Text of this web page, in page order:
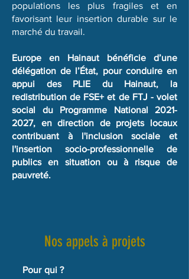
populations les plus fragiles et en
favorisant leur insertion durable sur le
marché du travail.
Europe en Hainaut bénéficie d’une
délégation de l’État, pour conduire en
appui des PLIE du Hainaut, la
redistribution de FSE+ et de FTJ - volet
social du Programme National 2021-
2027, en direction de projets locaux
contribuant à l'inclusion sociale et
l'insertion socio-professionnelle de
publics en situation ou à risque de
pauvreté.
Nos appels à projets
Pour qui ?